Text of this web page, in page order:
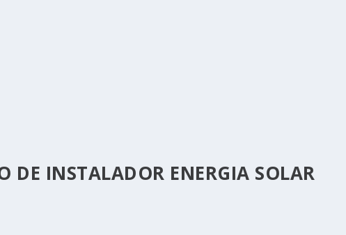
DE INSTALADOR ENERGIA SOLAR